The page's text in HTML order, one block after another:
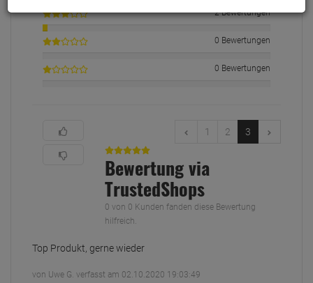
2 Bewertungen
0 Bewertungen
0 Bewertungen
1 2 3
Bewertung via
TrustedShops
0 von 0 Kunden fanden diese Bewertung
hilfreich.
Top Produkt, gerne wieder
von Uwe G. verfasst am 02.10.2020 19:03:49